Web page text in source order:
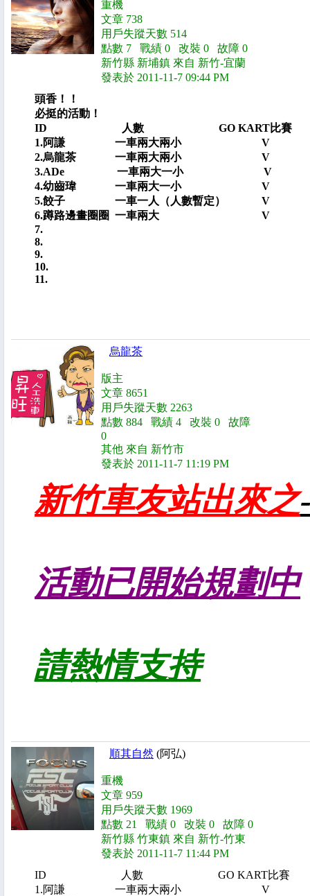
重機
文章 738
用戶失蹤天數 514
點數 7 戰績 0 改裝 0 故障 0
新竹縣 新埔鎮 來自 新竹-宜蘭
發表於 2011-11-7 09:44 PM
頭香！！
必挺的活動！
ID 人數 GO KART比賽 烤
1.阿謙 一車兩大兩
2.烏龍茶 一車兩大兩
3.ADe 一車兩大一
4.幼齒瑋 一車兩大一
5.餃子 一車一人（人數暫
6.蹲路邊畫圈圈 一車兩
7.
8.
9.
10.
11.
烏龍茶
版主
文章 8651
用戶失蹤天數 2263
點數 884 戰績 4 改裝 0 故障
0
其他 來自 新竹市
發表於 2011-11-7 11:19 PM
新竹車友站出來之
活動已開始規劃中
請熱情支持
順其自然 (阿弘)
重機
文章 959
用戶失蹤天數 1969
點數 21 戰績 0 改裝 0 故障 0
新竹縣 竹東鎮 來自 新竹-竹東
發表於 2011-11-7 11:44 PM
ID 人數 GO KART比賽 烤
1.阿謙 一車兩大兩